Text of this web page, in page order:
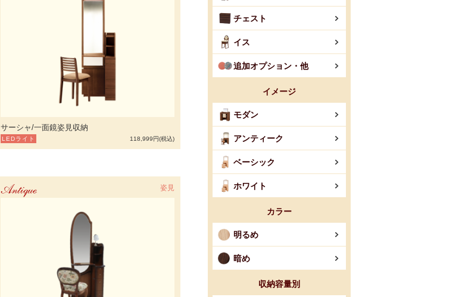
サーシャ/一面鏡姿見収納
LEDライト 118,999円(税込)
姿見
チェスト
イス
追加オプション・他
イメージ
モダン
アンティーク
ベーシック
ホワイト
カラー
明るめ
暗め
収納容量別